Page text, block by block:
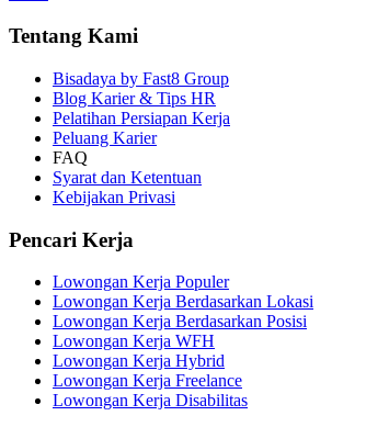
Tentang Kami
Bisadaya by Fast8 Group
Blog Karier & Tips HR
Pelatihan Persiapan Kerja
Peluang Karier
FAQ
Syarat dan Ketentuan
Kebijakan Privasi
Pencari Kerja
Lowongan Kerja Populer
Lowongan Kerja Berdasarkan Lokasi
Lowongan Kerja Berdasarkan Posisi
Lowongan Kerja WFH
Lowongan Kerja Hybrid
Lowongan Kerja Freelance
Lowongan Kerja Disabilitas